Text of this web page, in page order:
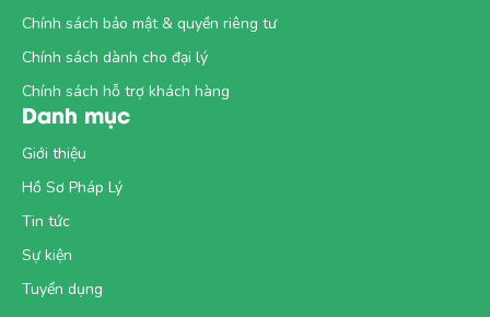
trong thời kỳ mang thai và cho con bú.
Đậy kín sau mỗi lần sử dụng. Để nơi thoáng
mát và khô ráo. Không bảo quản trong tủ lạnh.
Nên sử dụng trong vòng 4 tuần sau khi mở bao
bì.
DHAMAX - HỆ THỐNG SIÊU THỊ
Chính sách bảo mật & quyền riêng tư
Chính sách dành cho đại lý
Chính sách hỗ trợ khách hàng
Danh mục
Giới thiệu
Hồ Sơ Pháp Lý
Tin tức
Sự kiện
Tuyển dụng